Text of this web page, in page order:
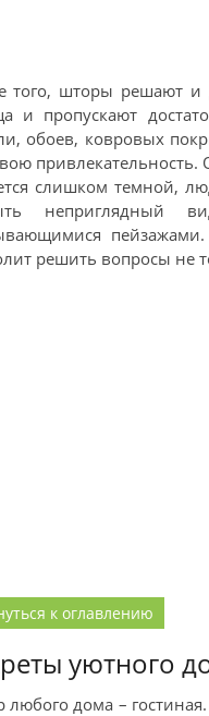
того, шторы решают
и пропускают
обоев, ковровых
слишком темной,
неприглядный
решить вопросы не
к оглавлению
уютного
любого дома –